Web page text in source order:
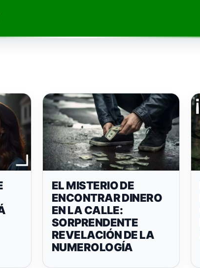
EL MISTERIO DE
ENCONTRAR DINERO
EN LA CALLE:
SORPRENDENTE
REVELACIÓN DE LA
NUMEROLOGÍA